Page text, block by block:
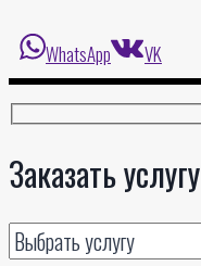
WhatsApp VK
Заказать услугу